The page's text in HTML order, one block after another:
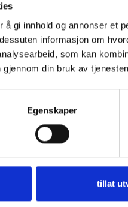
gi innhold og annonser et
informasjon om
som kan
din bruk av
Egenskaper
tillat
du dem